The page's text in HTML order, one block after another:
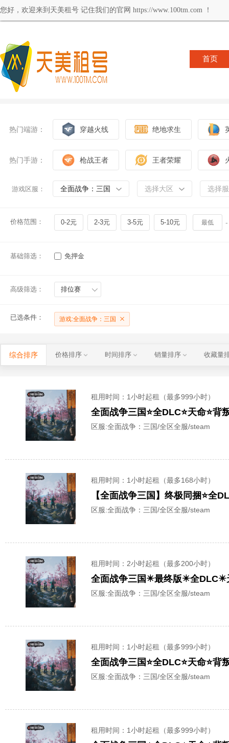
您好，欢迎来到天美租号 记住我们的官网 https://www.100tm.com ！
首页
热门端游： 穿越火线 绝地求生
热门手游： 枪战王者 王者荣耀
游戏区服： 全面战争：三国 选择大区 选择
价格范围： 0-2元 2-3元 3-5元 5-10元 -
基础筛选： 免押金
高级筛选： 排位赛
已选条件： 游戏:全面战争：三国
综合排序 价格排序 时间排序 销量排序 收藏量
租用时间 ：1小时起租（最多999小时）
全面战争三国⭐全DLC⭐天命⭐背
区服:全面战争：三国/全区全服/steam
租用时间 ：1小时起租（最多168小时）
【全面战争三国】终极同捆⭐全
区服:全面战争：三国/全区全服/steam
租用时间 ：2小时起租（最多200小时）
全面战争三国✴️最终版✴️全
区服:全面战争：三国/全区全服/steam
租用时间 ：1小时起租（最多999小时）
全面战争三国⭐全DLC⭐天命⭐背
区服:全面战争：三国/全区全服/steam
租用时间 ：1小时起租（最多999小时）